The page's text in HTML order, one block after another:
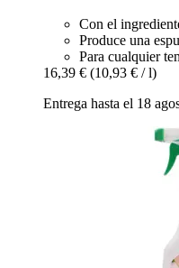
Con el
Produce una
Para cualquier
16,39 € (10,93 € / l)
Entrega hasta el 18